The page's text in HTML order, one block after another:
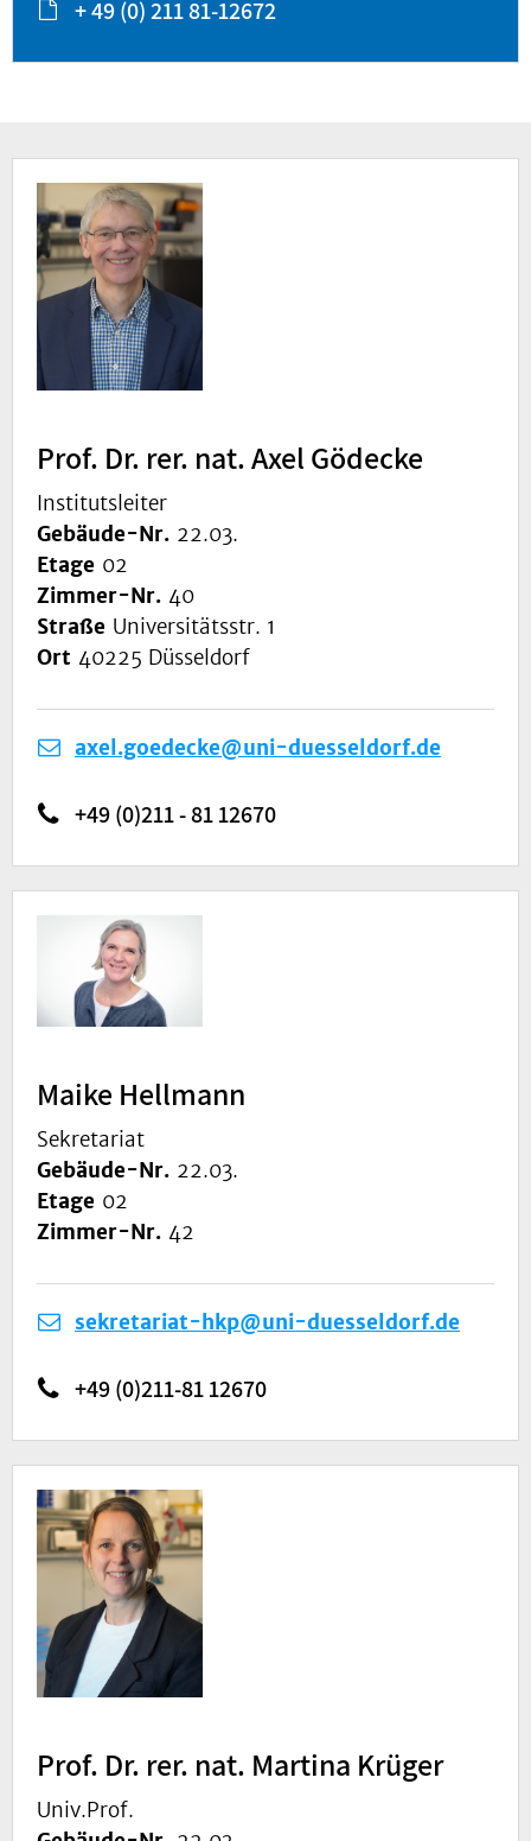
+ 49 (0) 211 81-12672
Prof. Dr. rer. nat. Axel Gödecke
Institutsleiter
Gebäude-Nr. 22.03.
Etage 02
Zimmer-Nr. 40
Straße Universitätsstr. 1
Ort 40225 Düsseldorf
axel.goedecke@uni-duesseldorf.de
+49 (0)211 - 81 12670
Maike Hellmann
Sekretariat
Gebäude-Nr. 22.03.
Etage 02
Zimmer-Nr. 42
sekretariat-hkp@uni-duesseldorf.de
+49 (0)211-81 12670
Prof. Dr. rer. nat. Martina Krüger
Univ.Prof.